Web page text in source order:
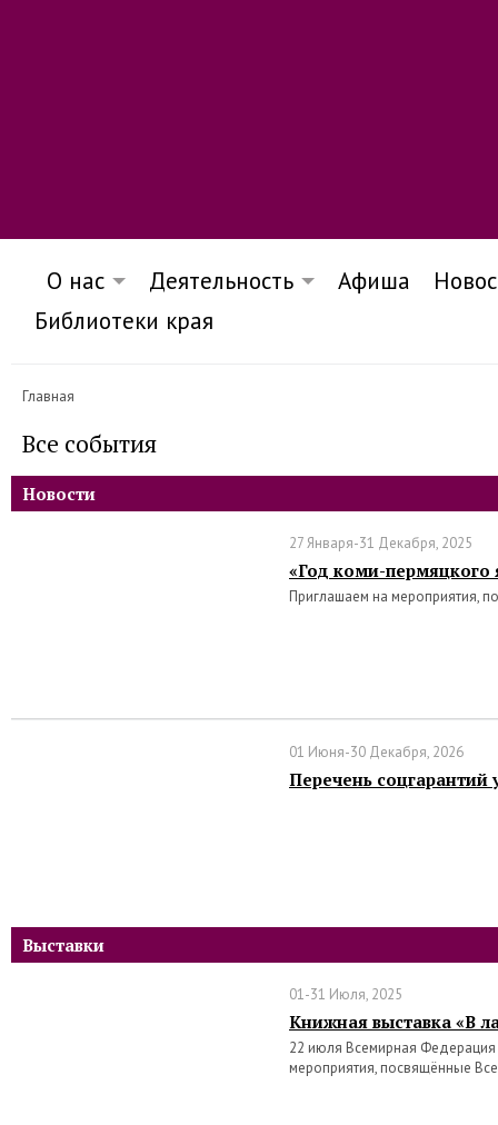
О нас Деятельность Афиша
Библиотеки края
Главная
Все события
Новости
27 Января-31 Декабря, 2025
«Год коми-пермяцкого
Приглашаем на мероприятия,
01 Июня-30 Декабря, 2026
Перечень соцгарантий
Выставки
01-31 Июля, 2025
Книжная выставка «В
22 июля Всемирная
мероприятия, посвящённые